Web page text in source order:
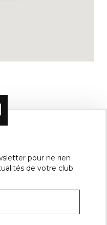
pour ne rien
de votre club